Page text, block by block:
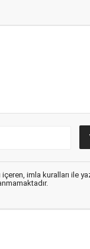
imla kuralları ile